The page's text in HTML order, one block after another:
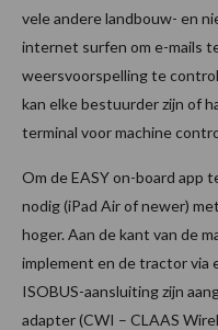
vele andere landbouw- en
internet surfen om e-mails
weersvoorspelling te
kan elke bestuurder zijn of
terminal voor machine
Om de EASY on-board app
nodig (iPad Air of newer)
hoger. Aan de kant van de
implement en de tractor via
ISOBUS-aansluiting zijn
adapter (CWI – CLAAS